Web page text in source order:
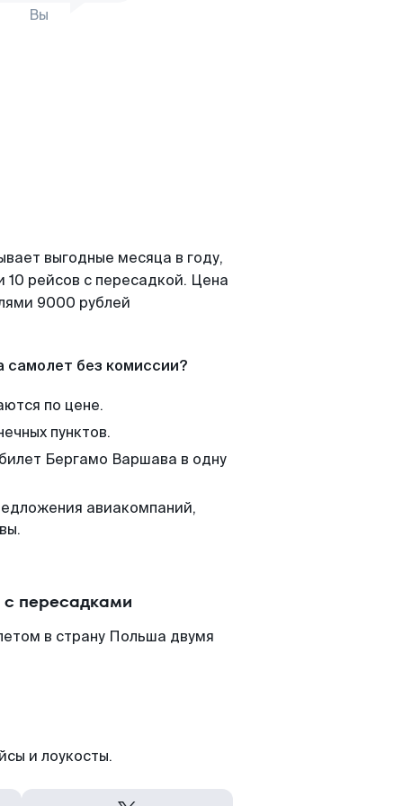
Вы
выгодные месяца в году,
рейсов с пересадкой. Цена
9000 рублей
самолет без комиссии?
по цене.
пунктов.
Бергамо Варшава в одну
авиакомпаний,
пересадками
в страну Польша двумя
и лоукосты.